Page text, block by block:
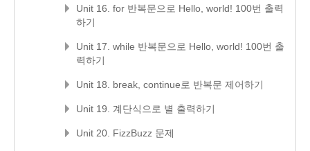
Unit 16. for 반복문으로 Hello, world! 100번 출력
하기
Unit 17. while 반복문으로 Hello, world! 100번 출
력하기
Unit 18. break, continue로 반복문 제어하기
Unit 19. 계단식으로 별 출력하기
Unit 20. FizzBuzz 문제